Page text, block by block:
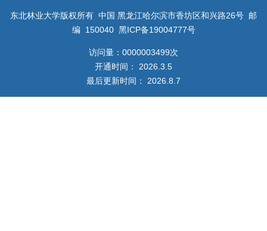
东北林业大学版权所有 中国 黑龙江哈尔滨市香坊区和兴路26号 邮
编 150040 黑ICP备19004777号
访问量： 0000003499次
开通时间： 2026 3 5
最后更新时间： 2026 8 7